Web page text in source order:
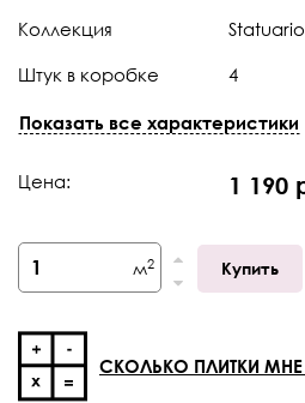
Коллекция
Штук в коробке 4
Тип поверхности
Кратность отпуска
Показать все характеристики
Цена: 1 190
м2 Купить
СКОЛЬКО ПЛИТКИ